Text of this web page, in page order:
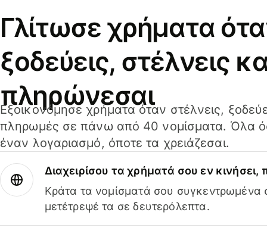
Γλίτωσε χρήματα
ξοδεύεις, στέλνεις
πληρώνεσαι
Εξοικονόμησε χρήματα όταν στέλνεις,
πληρωμές σε πάνω από 40 νομίσματα. Όλα
έναν λογαριασμό, όποτε τα χρειάζεσαι.
Διαχειρίσου τα χρήματά σου εν
Κράτα τα νομίσματά σου συγκεντρωμένα
μετέτρεψέ τα σε δευτερόλεπτα.